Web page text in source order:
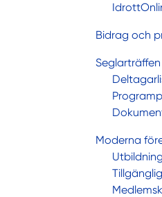
Bidrag och
Seglarträffen
Moderna